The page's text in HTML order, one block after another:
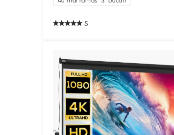
5